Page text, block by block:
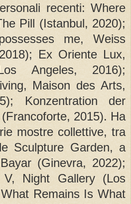
recenti: Where
Pill (Istanbul, 2020);
me, Weiss
Ex Oriente Lux,
Angeles, 2016);
Maison des Arts,
Konzentration der
2015). Ha
mostre collettive, tra
Sculpture Garden, a
(Ginevra, 2022);
V, Night Gallery (Los
Remains Is What